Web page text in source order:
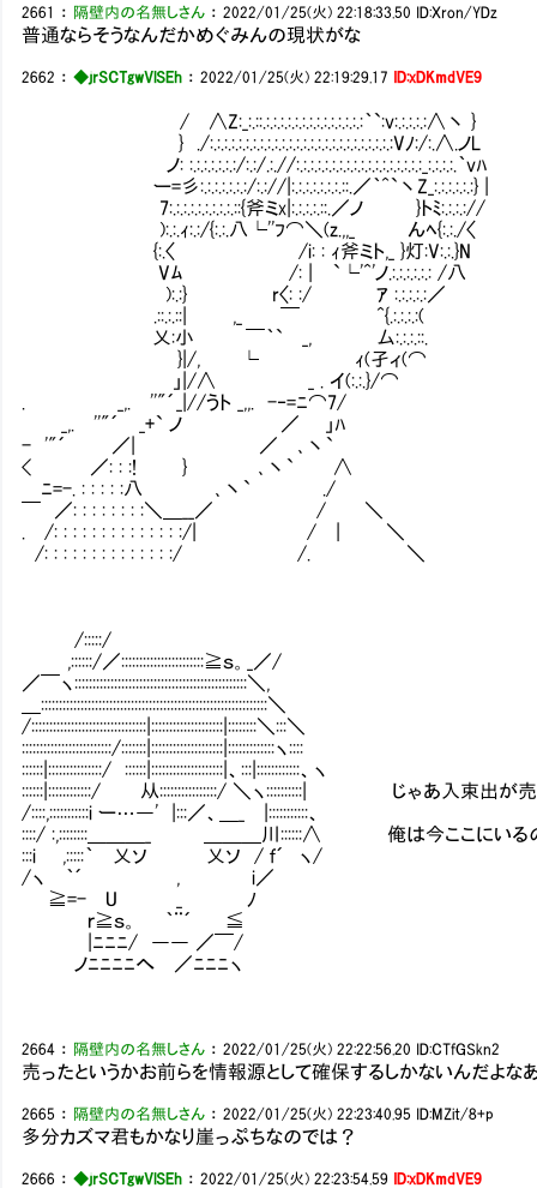
2661 ： 隔壁内の名無しさん ：2022/01/25(火) 22:18:33.50 ID:Xron/YDz
普通ならそうなんだかめぐみんの現状がな
2662 ：◆jrSCTgwVlSEh ：2022/01/25(火) 22:19:29.17 ID:xDKmdVE9
/ ∧Z:_:.::.:.:.:.:.:.:.:.:.:.:.:.:.:.:｀`:v:.:.:.:.:∧丶 }
} ./:.:.:.:.:.:.:.:.:.:.:.:.:.:.:.:.:.:.:.:.:.:.:.:.:.:Vﾉ:/:.∧.ノL
ノ: :.:.:.:.:.:.:/:.:/.:.//:.:.:.:.:.:.:.:.:.:.:.:.:.:.:.:.:.:_:.:.:.:.｀vﾊ
ー=彡:.:.:.:.:.:.:/:.://|:.:.:.:.:.:.:.::.／｀^`丶Z_:.:.:.:.:.:} |
7:.:.:.:.:.:.:.:.:.::{斧ミx|:.:.:.:.::.／ノ }トﾐ:.:.:.://
):.:.ｨ:.:/{:.:.八└''ﾌ⌒＼(z.,,_ んﾍ{:.:./〈
{:.〈 /i: : ｨ斧ミト,_ }灯:V:.:.}N
Vﾑ /: | `└'^'ノ.:.:.:.:.:.: /八 さて、聞かれる
):.:} r〈: :/ ｱ :.:.:.:.:／
.::.:.::| ,_ ￣ ^{.:.:.:.:( 空気を変
乂:小 ￣｀` _, 厶:.:.:.::.
}|/, └ ｨ(孑ィ(⌒ そっちから質
」|/∧ _ . イ(:.:.}/⌒
. _,. ''"´_|//うト _,,. -‐=ﾆ⌒7/ 答えられる
_,. ''"´ _+` ノ ／ 」ﾊ
- '"´ ／| ／ ､丶`
< ／: : :! } ､丶` ∧
ﾆ=-. : : : : :八 ､丶` ./
￣ ／: : : : : : : :＼＿__／ / ＼
. /: : : : : : : : : : : : : :/| / | ＼
/: : : : : : : : : : : : : :/ /. ＼
/:::::/
,::::::/／:::::::::::::::::::::::≧ｓ。_／/
／￣ヽ::::::::::::::::::::::::::::::::::::::::::::::::＼,
＿:::::::::::::::::::::::::::::::::::::::::::::::::::::::::::::::＼
/::::::::::::::::::::::::::::::::|::::::::::::::::::::|::::::::＼:::＼
:::::::::::::::::::::::::/:::::::|::::::::::::::::::::|:::::::::::::ヽ::::
::::::|:::::::::::::::/ ::::::|::::::::::::::::::::|、:::|::::::::::::、ヽ
::::::|::::::::::::/ 从::::::::::::::::/ ＼ヽ::::::::::| じゃあ入束出が売
/::::,:::::::::::i ー…―' |:::／、＿_ |:::::::::::、
::::/ :,::::::::＿＿＿_ ＿＿＿川::::::∧ 俺は今ここにいる
:::i ,:::::｀ 乂ソ 乂ソ / ｆ´ ヽ/
/ヽ ｀´ , i／
≧=- U _ ﾉ
ｒ≧ｓ。 ｀¨´ ≦
|ﾆﾆﾆ/ ―― ／￣/
ノﾆﾆﾆﾆへ ／ﾆﾆﾆヽ
2664 ： 隔壁内の名無しさん ：2022/01/25(火) 22:22:56.20 ID:CTfGSkn2
売ったというかお前らを情報源として確保するしかないんだよな
2665 ： 隔壁内の名無しさん ：2022/01/25(火) 22:23:40.95 ID:MZit/8+p
多分カズマ君もかなり崖っぷちなのでは？
2666 ：◆jrSCTgwVlSEh ：2022/01/25(火) 22:23:54.59 ID:xDKmdVE9